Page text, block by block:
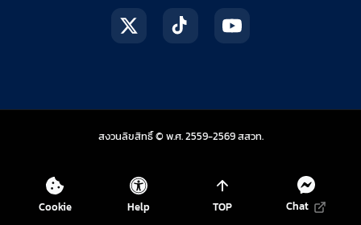
สงวนลิขสิทธิ์ © พ.ศ. 2559-2569สสวท.สถาบันส่งเสริมการสอ
Cookie Help TOP Chat